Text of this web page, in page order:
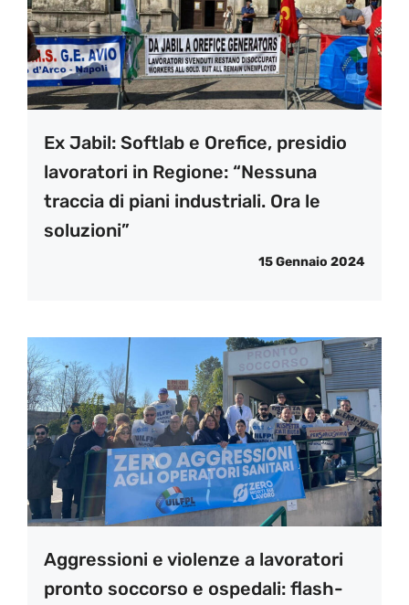
Ex Jabil: Softlab e Orefice, presidio
lavoratori in Regione: “Nessuna
traccia di piani industriali. Ora le
soluzioni”
15 Gennaio 2024
Aggressioni e violenze a lavoratori
pronto soccorso e ospedali: flash-